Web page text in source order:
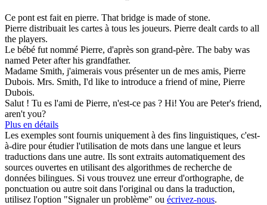
Ce pont est fait en pierre. That bridge is made ofstone.
Pierre distribuait les cartes à tous les joueurs. Pierre dealt cards to all
the players.
Le bébé fut nommé Pierre, d'après son grand-père. The baby was
named Peter after his grandfather.
Madame Smith, j'aimerais vous présenter un de mes amis, Pierre
Dubois. Mrs. Smith, I'd like to introduce a friend of mine, Pierre
Dubois.
Salut ! Tu es l'ami de Pierre, n'est-ce pas ? Hi! You are Peter's friend,
aren't you?
Plus en détails
Les exemples sont fournis uniquement à des fins linguistiques, c'est-
à-dire pour étudier l'utilisation de mots dans une langue et leurs
traductions dans une autre. Ils sont extraits automatiquement des
sources ouvertes en utilisant des algorithmes de recherche de
données bilingues. Si vous trouvez une erreur d'orthographe, de
ponctuation ou autre soit dans l'original ou dans la traduction,
utilisez l'option "Signaler un problème" ou écrivez-nous.